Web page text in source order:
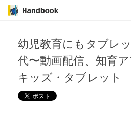
幼児教育にもタブレ
代〜動画配信、知育
キッズ・タブレット